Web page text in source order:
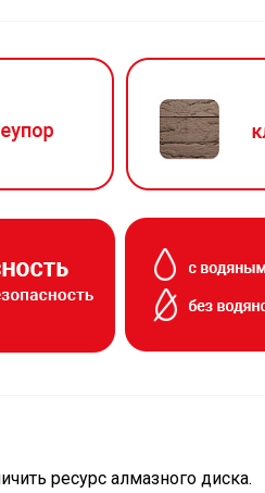
ресурс алмазного диска.